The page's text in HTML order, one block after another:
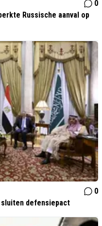
0
Russische aanval op
0
sluiten defensiepact